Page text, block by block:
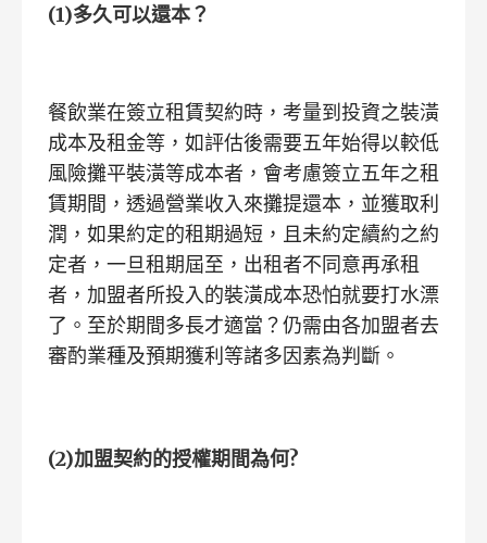
(1)多久可以還本？
餐飲業在簽立租賃契約時，考量到投資之裝潢
成本及租金等，如評估後需要五年始得以較低
風險攤平裝潢等成本者，會考慮簽立五年之租
賃期間，透過營業收入來攤提還本，並獲取利
潤，如果約定的租期過短，且未約定續約之約
定者，一旦租期屆至，出租者不同意再承租
者，加盟者所投入的裝潢成本恐怕就要打水漂
了。至於期間多長才適當？仍需由各加盟者去
審酌業種及預期獲利等諸多因素為判斷。
(2)加盟契約的授權期間為何?